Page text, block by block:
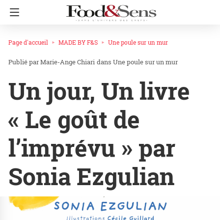
Page d'accueil MADE BY F&S Une poule sur un mur
Marie-Ange Chiari dans Une poule sur un mur
Un jour, Un livre
« Le goût de
l’imprévu » par
Sonia Ezgulian